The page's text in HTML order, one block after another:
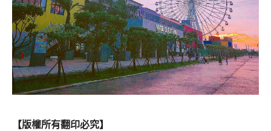
【版權所有翻印必究】